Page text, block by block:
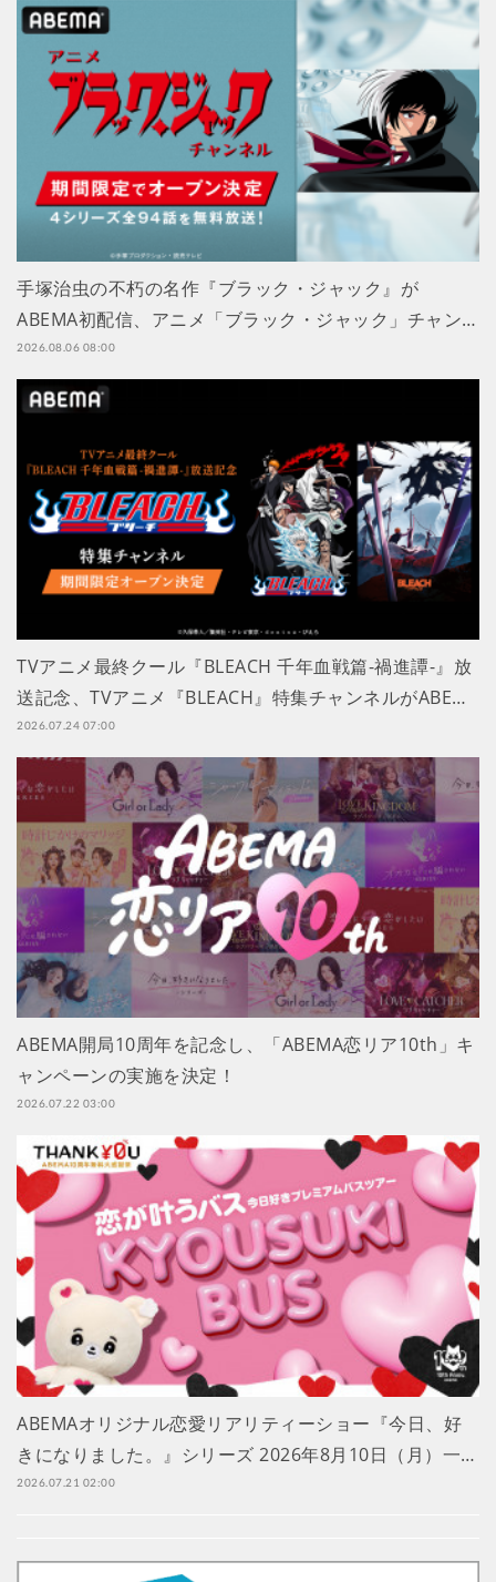
手塚治虫の不朽の名作『ブラック・ジャック』が
ABEMA初配信、アニメ「ブラック・ジャック」チャン…
2026.08.06 08:00
TVアニメ最終クール『BLEACH 千年血戦篇-禍進譚-』放
送記念、TVアニメ『BLEACH』特集チャンネルがABE…
2026.07.24 07:00
ABEMA開局10周年を記念し、「ABEMA恋リア10th」キ
ャンペーンの実施を決定！
2026.07.22 03:00
ABEMAオリジナル恋愛リアリティーショー『今日、好
きになりました。』シリーズ 2026年8月10日（月）一…
2026.07.21 02:00